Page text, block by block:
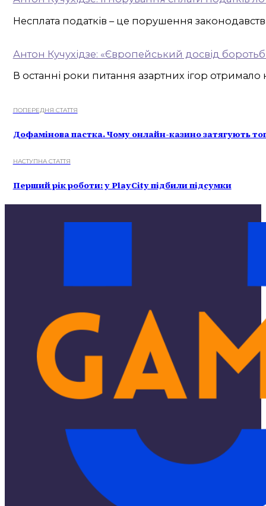
Несплата податків – це порушення
Антон Кучухідзе: «Європейський досвід
В останні роки питання азартних ігор отримало
ПОПЕРЕДНЯ СТАТТЯ
Дофамінова пастка. Чому онлайн-казино затягують
НАСТУПНА СТАТТЯ
Перший рік роботи: у PlayCity підбили підсумки